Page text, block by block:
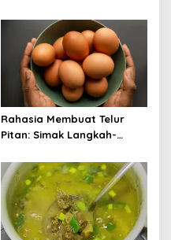
Rahasia Membuat Telur
Pitan: Simak Langkah-
Panduannya